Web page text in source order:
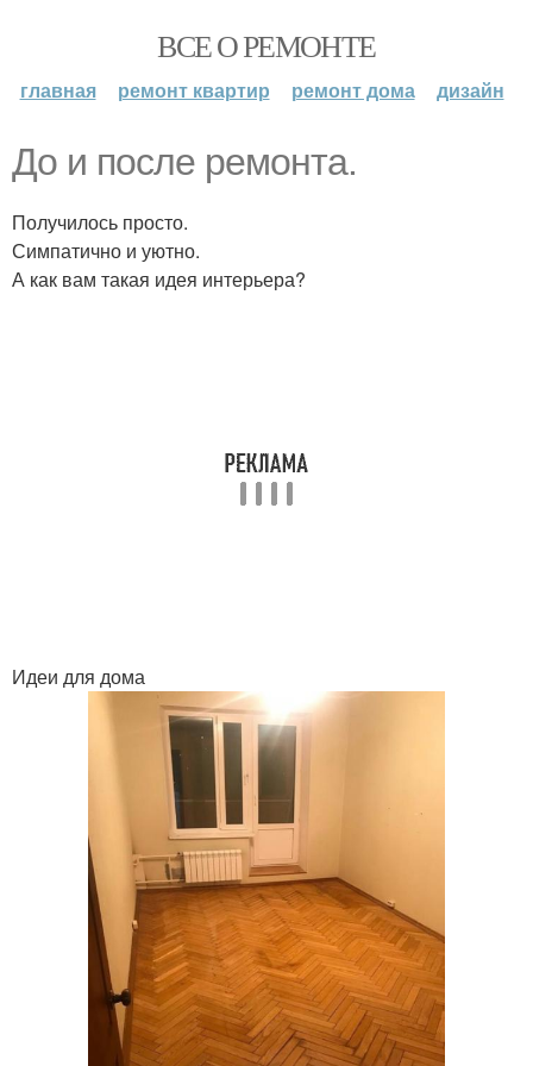
ВСЕ О РЕМОНТЕ
главная ремонт квартир ремонт дома дизайн
До и после ремонта.
Получилось просто.
Симпатично и уютно.
А как вам такая идея интерьера?
Идеи для дома